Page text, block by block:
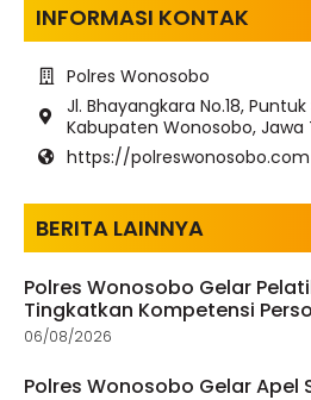
INFORMASI KONTAK
Polres Wonosobo
Jl. Bhayangkara No.18,
Kabupaten Wonosobo, Jawa
https://polreswonosobo.com
BERITA LAINNYA
Polres Wonosobo Gelar
Tingkatkan Kompetensi
06/08/2026
Polres Wonosobo Gelar Apel